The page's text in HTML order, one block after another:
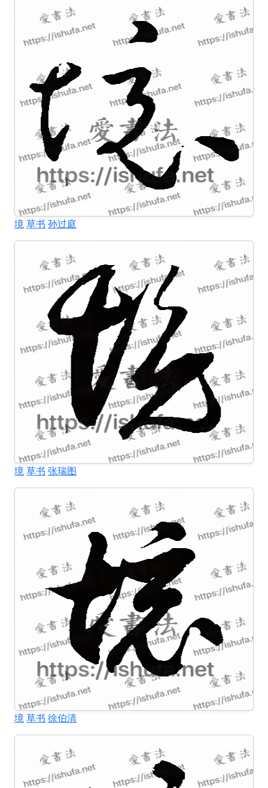
境草书 孙过庭
境草书 张瑞图
境草书 徐伯清